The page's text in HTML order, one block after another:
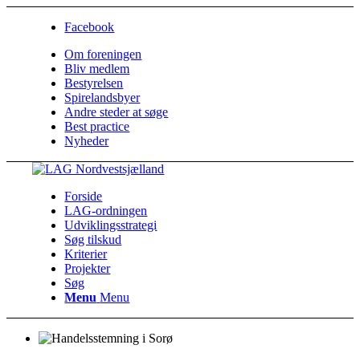
Facebook
Om foreningen
Bliv medlem
Bestyrelsen
Spirelandsbyer
Andre steder at søge
Best practice
Nyheder
Forside
LAG-ordningen
Udviklingsstrategi
Søg tilskud
Kriterier
Projekter
Søg
Menu Menu